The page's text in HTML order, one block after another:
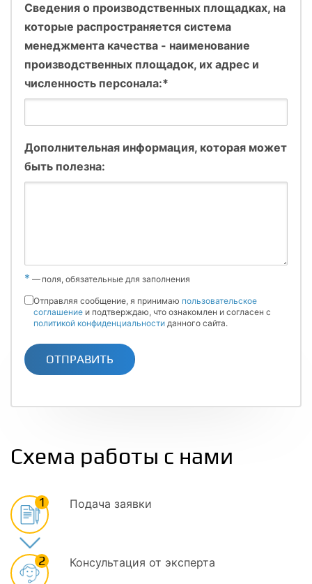
Сведения о производственных площадках, на
которые распространяется система
менеджмента качества - наименование
производственных площадок, их адрес и
численность персонала:*
Дополнительная информация, которая может
быть полезна:
* — поля, обязательные для заполнения
Отправляя сообщение, я принимаю пользовательское
соглашение и подтверждаю, что ознакомлен и согласен с
политикой конфиденциальности данного сайта.
ОТПРАВИТЬ
Схема работы с нами
1 Подача заявки
2 Консультация от эксперта